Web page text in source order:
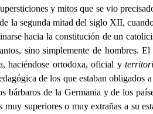
y mitos que se vio
la segunda mitad del siglo XII,
hacia la constitución de un
sino simplemente de hombres.
haciéndose ortodoxa, oficial y
de los que estaban
bárbaros de la Germania y de los
superiores o muy extrañas a su